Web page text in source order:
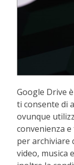
Google Drive
ti consente di
ovunque
convenienza
per archiviare
video, musica